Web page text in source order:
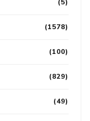
(5)
(1578)
(100)
(829)
(49)